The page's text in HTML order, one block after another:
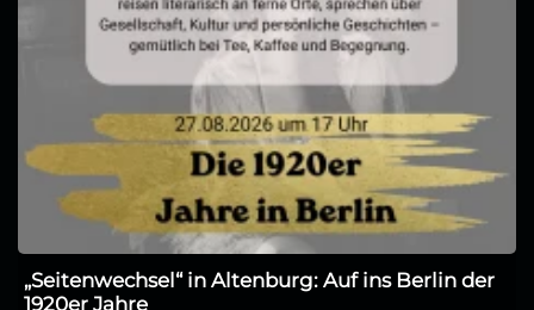
„Seitenwechsel“ in Altenburg: Auf ins Berlin der
1920er Jahre